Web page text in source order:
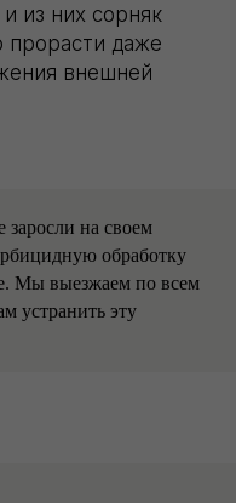
из них сорняк
прорасти даже
внешней
на своем
обработку
Мы выезжаем по всем
устранить эту